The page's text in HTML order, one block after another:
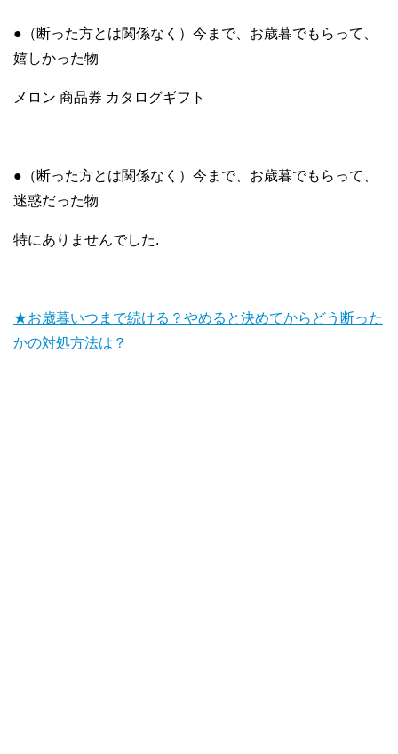
●（断った方とは関係なく）今まで、お歳暮でもらって、
嬉しかった物
メロン 商品券 カタログギフト
●（断った方とは関係なく）今まで、お歳暮でもらって、
迷惑だった物
特にありませんでした.
★お歳暮いつまで続ける？やめると決めてからどう断った
かの対処方法は？